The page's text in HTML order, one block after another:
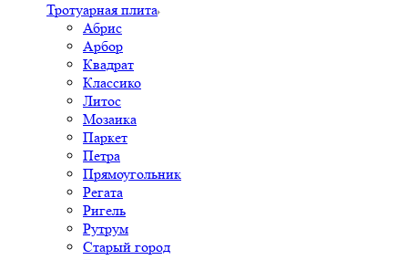
Тротуарная плита
Абрис
Арбор
Квадрат
Классико
Литос
Мозаика
Паркет
Петра
Прямоугольник
Регата
Ригель
Рутрум
Старый город